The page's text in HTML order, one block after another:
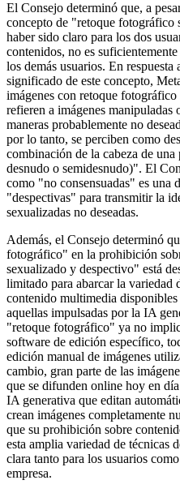
El Consejo determinó que, a
concepto de "retoque fotográfico
haber sido claro para los dos
contenidos, no es
los demás usuarios. En
significado de este concepto,
imágenes con retoque
refieren a imágenes manipuladas
maneras probablemente no
por lo tanto, se perciben como
combinación de la cabeza de
desnudo o semidesnudo)". El
como "no consensuadas" es una
"despectivas" para transmitir la
sexualizadas no deseadas.
Además, el Consejo determinó
fotográfico" en la prohibición
sexualizado y despectivo" está
limitado para abarcar la variedad
contenido multimedia
aquellas impulsadas por la IA
"retoque fotográfico" ya no
software de edición específico,
edición manual de imágenes
cambio, gran parte de las
que se difunden online hoy en
IA generativa que editan
crean imágenes completamente
que su prohibición sobre
esta amplia variedad de técnicas
clara tanto para los usuarios
empresa.